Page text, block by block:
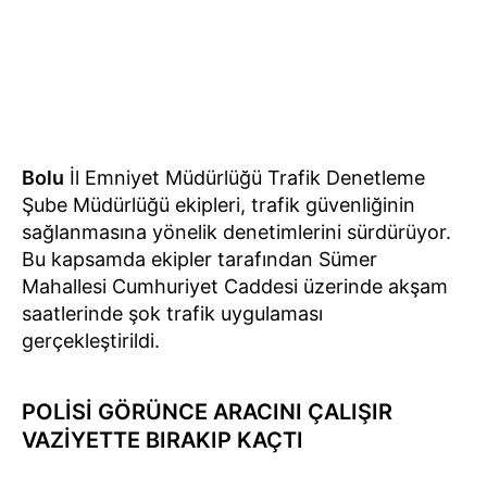
Bolu İl Emniyet Müdürlüğü Trafik Denetleme
Şube Müdürlüğü ekipleri, trafik güvenliğinin
sağlanmasına yönelik denetimlerini sürdürüyor.
Bu kapsamda ekipler tarafından Sümer
Mahallesi Cumhuriyet Caddesi üzerinde akşam
saatlerinde şok trafik uygulaması
gerçekleştirildi.
POLİSİ GÖRÜNCE ARACINI ÇALIŞIR
VAZİYETTE BIRAKIP KAÇTI